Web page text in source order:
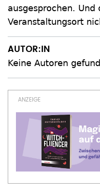
ausgesprochen.
Veranstaltungsort
AUTOR:IN
Keine Autoren